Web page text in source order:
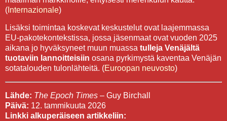
( Internazionale)
Lisäksi toimintaa koskevat keskustelut ovat laajemmassa
EU-pakotekontekstissa, jossa jäsenmaat ovat vuoden 2025
aikana jo hyväksyneet muun muassa tulleja Venäjältä
tuotaviin lannoitteisiin osana pyrkimystä kaventaa Venäjän
sotatalouden tulonlähteitä. (Euroopan neuvosto)
Lähde: The Epoch Times – Guy Birchall
Päivä: 12. tammikuuta 2026
Linkki alkuperäiseen artikkeliin: